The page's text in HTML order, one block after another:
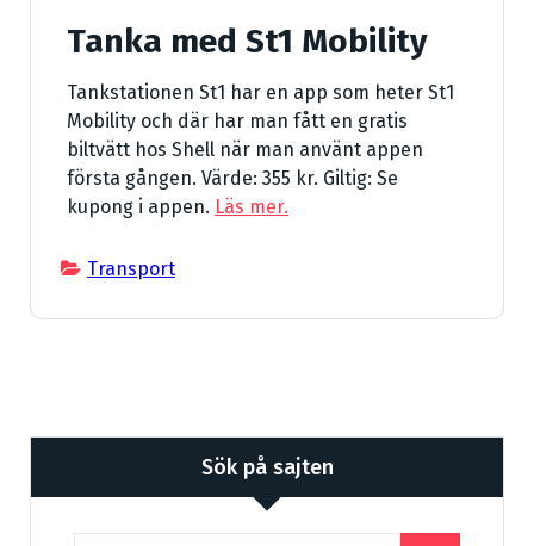
Tanka med St1 Mobility
Tankstationen St1 har en app som heter St1
Mobility och där har man fått en gratis
biltvätt hos Shell när man använt appen
första gången. Värde: 355 kr. Giltig: Se
kupong i appen. Läs mer.
Transport
Sök på sajten